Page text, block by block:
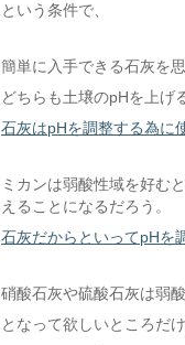
という条件で、
簡単に入手できる石灰を
どちらも土壌のpHを上げ
石灰はpHを調整する為に
ミカンは弱酸性域を好む
えることになるだろう。
石灰だからといってpHを
硝酸石灰や硫酸石灰は弱
となって欲しいところだ